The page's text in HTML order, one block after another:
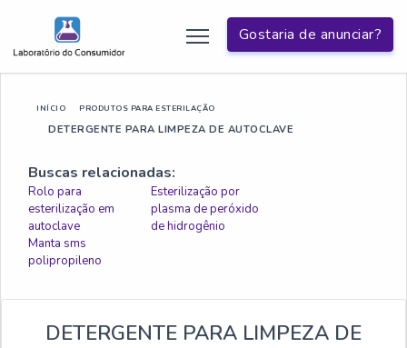
Gostaria de anunciar?
INÍCIO PRODUTOS PARA ESTERILAÇÃO
DETERGENTE PARA LIMPEZA DE AUTOCLAVE
Buscas relacionadas:
Rolo para
esterilização em
autoclave
Esterilização por
plasma de peróxido
de hidrogênio
Manta sms
polipropileno
DETERGENTE PARA LIMPEZA DE